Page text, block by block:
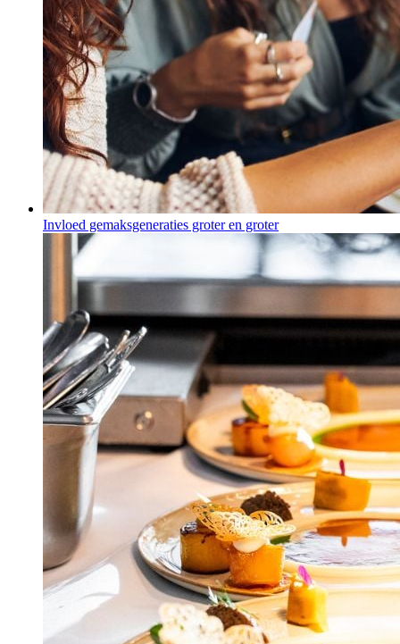
Invloed gemaksgeneraties groter en groter